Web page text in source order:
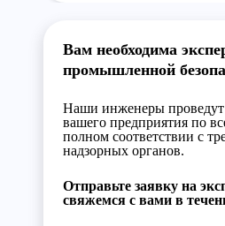
Вам необходима
промышленной
Наши инженеры проведут
вашего предприятия по
полном соответствии с
надзорных органов.
Отправьте заявку на
свяжемся с вами в